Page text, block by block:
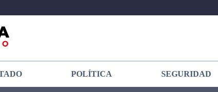
POLÍTICA SEGURIDAD